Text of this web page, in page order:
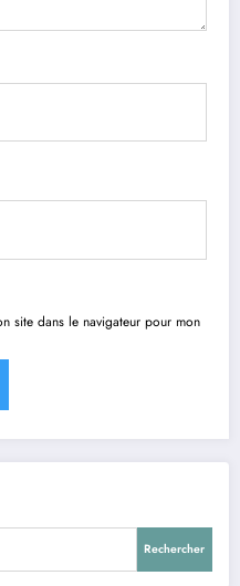
site dans le navigateur pour mon
Rechercher